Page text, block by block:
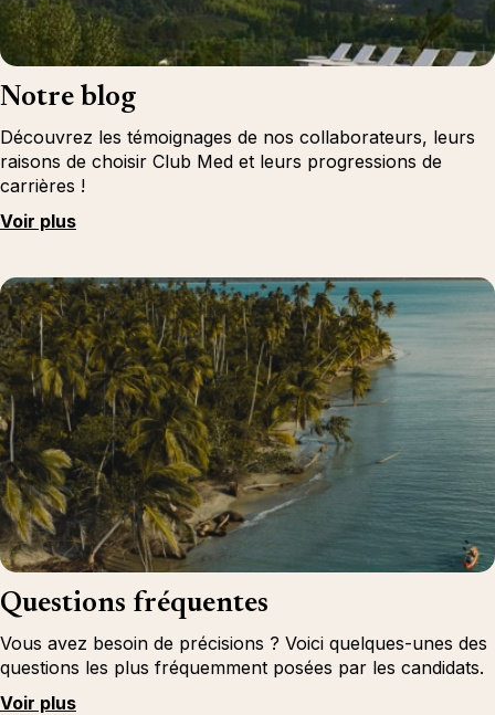
Notre blog
Découvrez les témoignages de nos collaborateurs, leurs
raisons de choisir Club Med et leurs progressions de
carrières !
Voir plus
Questions fréquentes
Vous avez besoin de précisions ? Voici quelques-unes des
questions les plus fréquemment posées par les candidats.
Voir plus